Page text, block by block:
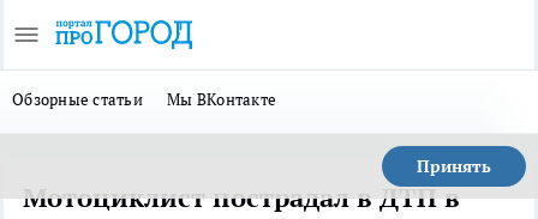
Обзорные статьи Мы ВКонтакте
Принять
Мотоциклист пострадал в ДТП в